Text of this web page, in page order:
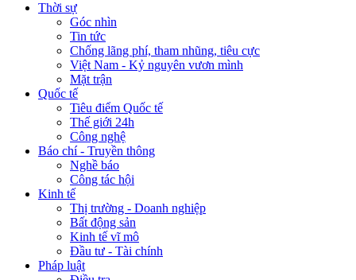
Thời sự
Góc nhìn
Tin tức
Chống lãng phí, tham nhũng, tiêu cực
Việt Nam - Kỷ nguyên vươn mình
Mặt trận
Quốc tế
Tiêu điểm Quốc tế
Thế giới 24h
Công nghệ
Báo chí - Truyền thông
Nghề báo
Công tác hội
Kinh tế
Thị trường - Doanh nghiệp
Bất động sản
Kinh tế vĩ mô
Đầu tư - Tài chính
Pháp luật